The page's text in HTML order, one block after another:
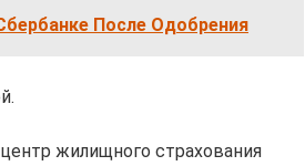
После Одобрения
жилищного страхования